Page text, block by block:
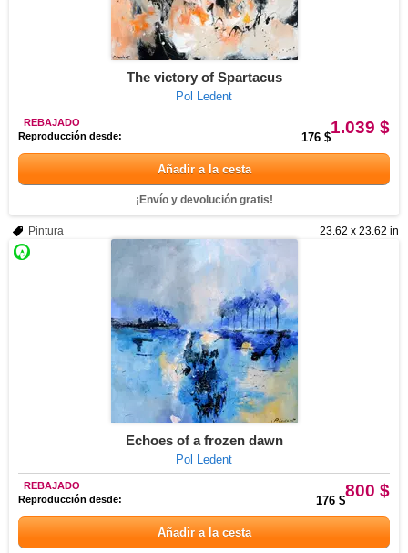
The victory of Spartacus
Pol Ledent
1.039 $
REBAJADO
Reproducción desde:
176 $
Añadir a la cesta
¡Envío y devolución gratis!
23.62 x 23.62 in
Pintura
Echoes of a frozen dawn
Pol Ledent
800 $
REBAJADO
Reproducción desde:
176 $
Añadir a la cesta